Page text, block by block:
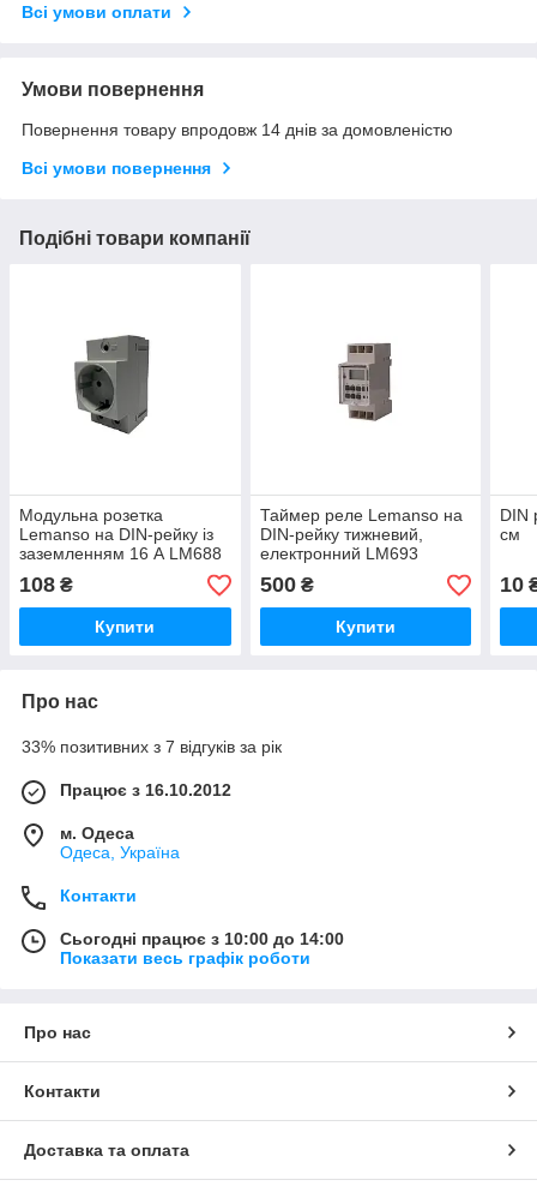
Всі умови оплати
Умови повернення
Повернення товару впродовж 14 днів за домовленістю
Всі умови повернення
Подібні товари компанії
Модульна розетка
Lemanso на DIN-рейку із
заземленням 16 А LM688
108 ₴
Купити
Таймер реле Lemanso на
DIN-рейку тижневий,
електронний LM693
500₴
Купити
DIN
см
10
Про нас
33% позитивних з 7 відгуків за рік
Працює з 16.10.2012
м. Одеса
Одеса, Україна
Контакти
Сьогодні працює з 10:00 до 14:00
Показати весь графік роботи
Про нас
Контакти
Доставка та оплата